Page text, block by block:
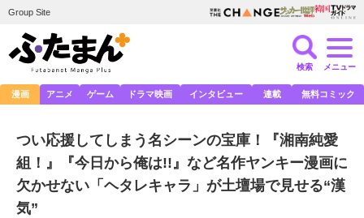
Group Site
検索 メニュー
漫画 アニメ ゲーム ドラマ映画 インタビュー 連載 無料コミック
つい応援してしまう名シーンの宝庫！『湘南純愛
組！』『今日から俺は!!』など名作ヤンキー漫画に
欠かせない「ヘタレキャラ」が土壇場で見せる“漢
気”